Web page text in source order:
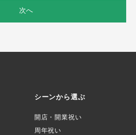
次へ
シーンから選ぶ
開店・開業祝い
周年祝い